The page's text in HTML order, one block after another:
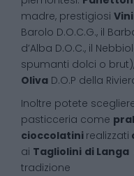
madre, prestigiosi
Barolo D.O.C.G., il
d’Alba D.O.C., il
spumanti dolci o brut),
Oliva D.O.P della
Inoltre potete
pasticceria come
cioccolatini realizzati
ai Tagliolini di Langa
tradizione